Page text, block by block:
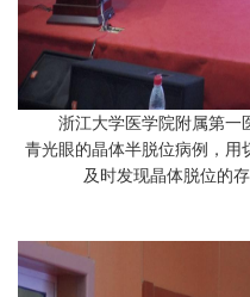
浙江大学医学院附属第一
青光眼的晶体半脱位病例，用
及时发现晶体脱位的